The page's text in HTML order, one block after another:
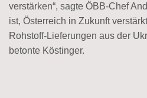
verstärken“, sagte ÖBB-Chef
ist, Österreich in Zukunft
Rohstoff-Lieferungen aus der
betonte Köstinger.